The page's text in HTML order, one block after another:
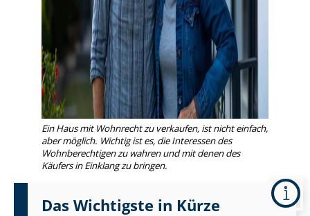
Ein Haus mit Wohnrecht zu verkaufen, ist nicht einfach,
aber möglich. Wichtig ist es, die Interessen des
Wohnberechtigen zu wahren und mit denen des
Käufers in Einklang zu bringen.
Das Wichtigste in Kürze